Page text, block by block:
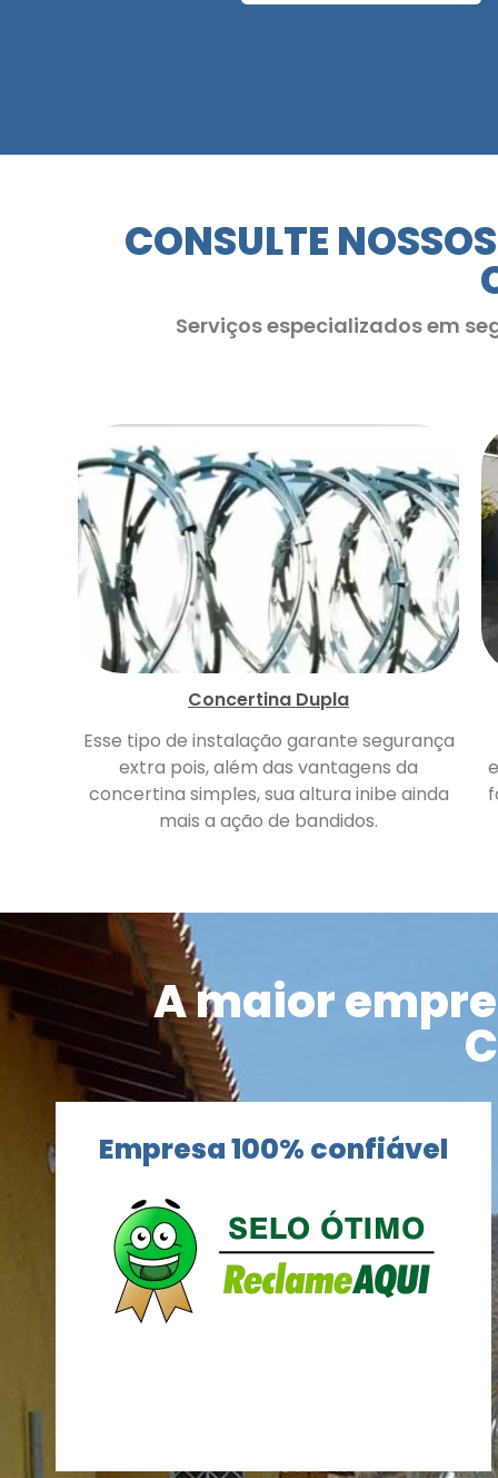
CONSULTE
Serviços especializados em
Concertina Dupla
Esse tipo de instalação garante segurança
extra pois, além das vantagens da
concertina simples, sua altura inibe ainda
mais a ação de bandidos.
A maior
Empresa 100% confiável